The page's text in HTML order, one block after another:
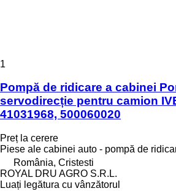
1
Pompă de ridicare a cabinei
servodirecție pentru camion
41031968, 500060020
Preț la cerere
Piese ale cabinei auto - pompă de
România, Cristesti
ROYAL DRU AGRO S.R.L.
Luați legătura cu vânzătorul